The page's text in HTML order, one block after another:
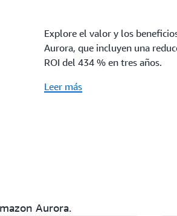
Explore el valor y los
Aurora, que incluyen una
ROI del 434 % en tres años.
Leer más
Aurora.